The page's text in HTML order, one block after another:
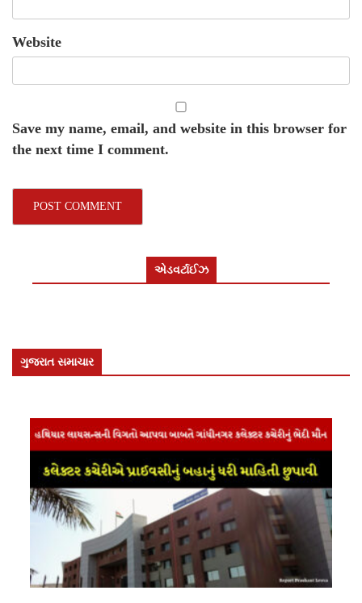
Website
Save my name, email, and website in this browser for
the next time I comment.
એડવર્ટાઈઝ
ગુજરાત સમાચાર